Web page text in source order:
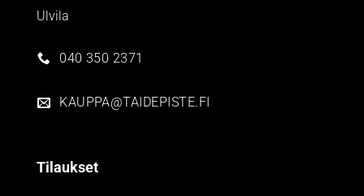
Ulvila
040 350 2371
KAUPPA@TAIDEPISTE.FI
Tilaukset